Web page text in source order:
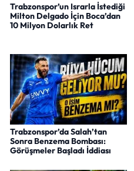
Trabzonspor’un Israrla İstediği
Milton Delgado İçin Boca’dan
10 Milyon Dolarlık Ret
Trabzonspor’da Salah’tan
Sonra Benzema Bombası:
Görüşmeler Başladı İddiası